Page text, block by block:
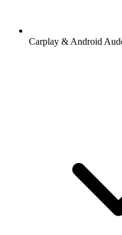
Carplay & Android